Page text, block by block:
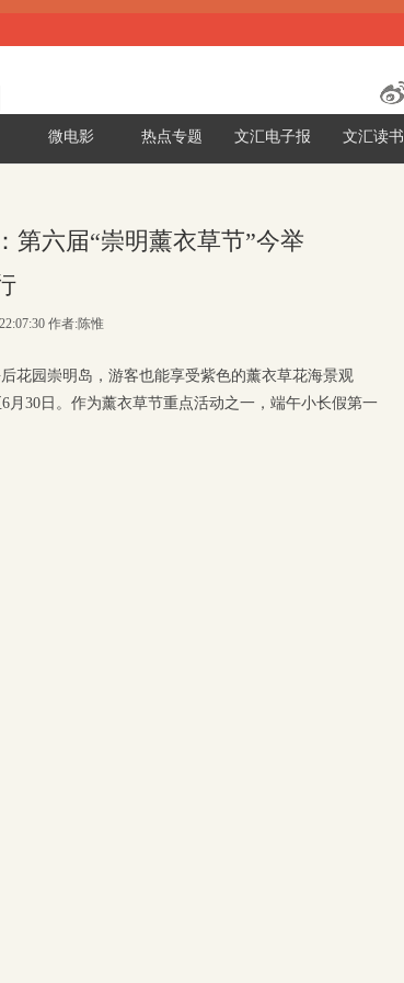
微电影 热点专题 文汇电子报 文汇读书
第六届“崇明薰衣草节”今举
作者:陈惟
花园崇明岛，游客也能享受紫色的薰衣草花海景观
30日。作为薰衣草节重点活动之一，端午小长假第一